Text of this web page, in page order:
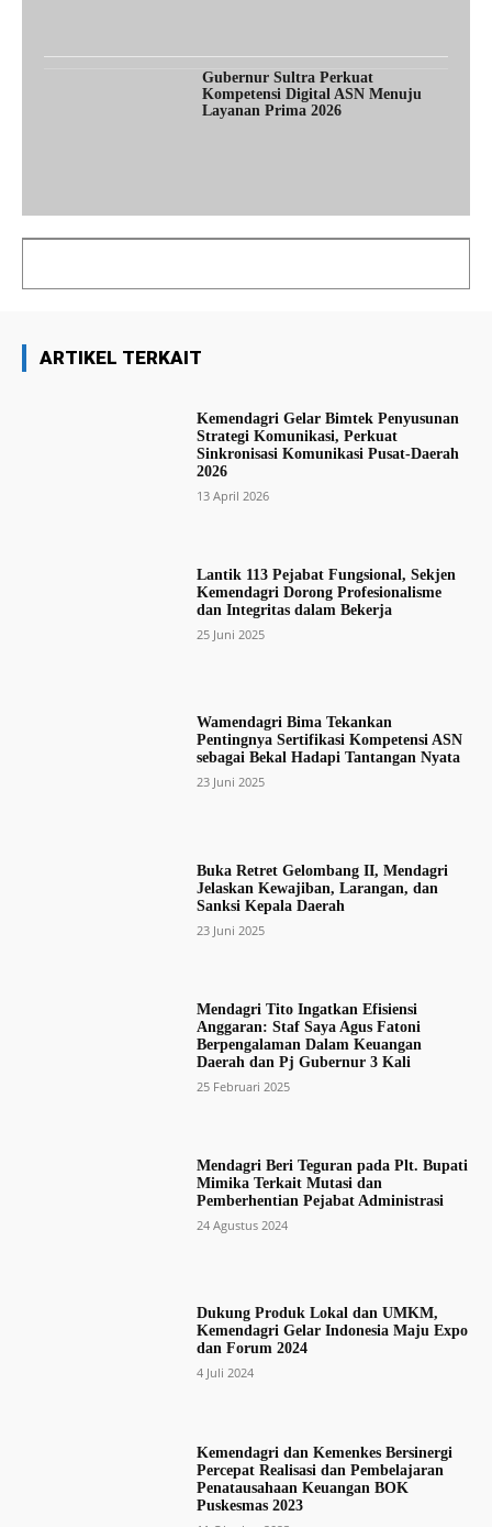
Gubernur Sultra Perkuat
Kompetensi Digital ASN Menuju
Layanan Prima 2026
ARTIKEL TERKAIT
Kemendagri Gelar Bimtek Penyusunan
Strategi Komunikasi, Perkuat
Sinkronisasi Komunikasi Pusat-Daerah
2026
13 April 2026
Lantik 113 Pejabat Fungsional, Sekjen
Kemendagri Dorong Profesionalisme
dan Integritas dalam Bekerja
25 Juni 2025
Wamendagri Bima Tekankan
Pentingnya Sertifikasi Kompetensi ASN
sebagai Bekal Hadapi Tantangan Nyata
23 Juni 2025
Buka Retret Gelombang II, Mendagri
Jelaskan Kewajiban, Larangan, dan
Sanksi Kepala Daerah
23 Juni 2025
Mendagri Tito Ingatkan Efisiensi
Anggaran: Staf Saya Agus Fatoni
Berpengalaman Dalam Keuangan
Daerah dan Pj Gubernur 3 Kali
25 Februari 2025
Mendagri Beri Teguran pada Plt. Bupati
Mimika Terkait Mutasi dan
Pemberhentian Pejabat Administrasi
24 Agustus 2024
Dukung Produk Lokal dan UMKM,
Kemendagri Gelar Indonesia Maju Expo
dan Forum 2024
4 Juli 2024
Kemendagri dan Kemenkes Bersinergi
Percepat Realisasi dan Pembelajaran
Penatausahaan Keuangan BOK
Puskesmas 2023